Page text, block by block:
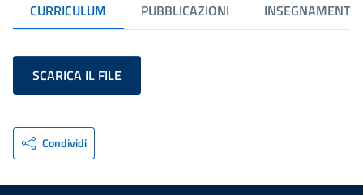
CURRICULUM PUBBLICAZIONI INSEGNAMENTI
SCARICA IL FILE
Condividi